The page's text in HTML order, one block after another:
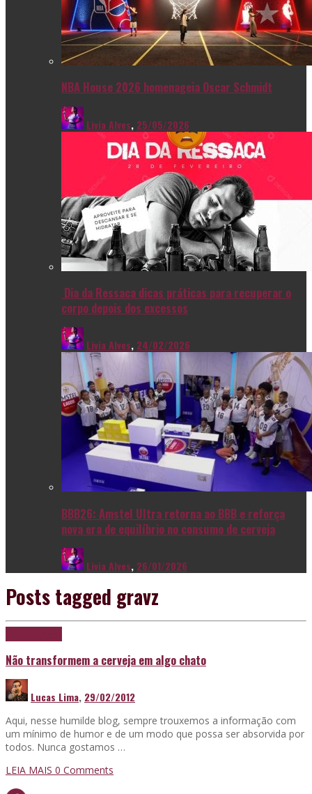
NBA House 2026 homenageia Oscar Schmidt
Livia Alves, 25/05/2026
Dia da Ressaca dicas práticas para recuperar o
corpo depois dos excessos
Livia Alves, 24/02/2026
BBB26: Amstel Ultra retorna ao BBB e reforça
nova era de equilíbrio no consumo de cerveja
Livia Alves, 26/01/2026
Posts tagged gravz
Não transformem a cerveja em algo chato
Lucas Lima, 29/02/2012
Aqui, nesse humilde blog, sempre trouxemos a informação com
um mínimo de humor e de um modo que possa ser absorvida por
todos. Nunca gostamos …
LEIA MAIS 0 Comments